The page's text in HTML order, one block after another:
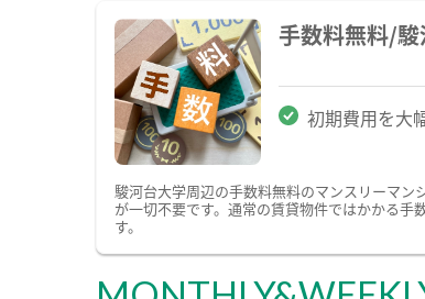
手数料無料/
初期費用を大
駿河台大学周辺の手数料無料のマンスリーマ
が一切不要です。通常の賃貸物件ではかかる
す。